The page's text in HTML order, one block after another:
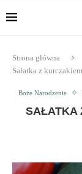
Strona główna
Sałatka z
Boże Narodzenie
SAŁATKA